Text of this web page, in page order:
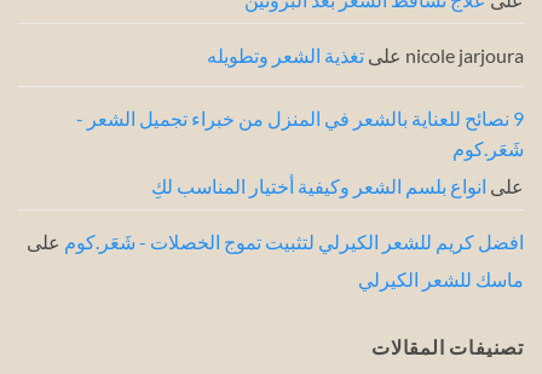
nicole jarjoura على تغذية الشعر وتطويله
9 نصائح للعناية بالشعر في المنزل من خبراء تجميل الشعر -
شَعَر.كوم
على انواع بلسم الشعر وكيفية أختيار المناسب لكِ
افضل كريم للشعر الكيرلي لتثبيت تموج الخصلات - شَعَر.كوم على
ماسك للشعر الكيرلي
تصنيفات المقالات